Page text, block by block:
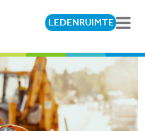
LEDENRUIMTE